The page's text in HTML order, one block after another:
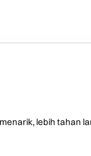
lebih tahan